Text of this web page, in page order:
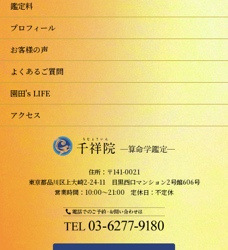
鑑定料
プロフィール
お客様の声
よくあるご質問
園田's LIFE
アクセス
住所：〒141-0021
東京都品川区上大崎2-24-11 目黒西口マンション2号館606号
営業時間：10:00～21:00 定休日：不定休